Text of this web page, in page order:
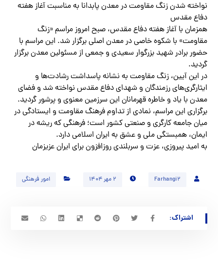
نواخته شدن زنگ مقاومت در معدن پابدانا به مناسبت آغاز هفته
دفاع مقدس
همزمان با آغاز هفته دفاع مقدس، صبح امروز مراسم «زنگ
مقاومت» با شکوه خاصی در معدن اصلی برگزار شد. این مراسم با
حضور برادر شهید بزرگوار سعیدی و جمعی از مسئولین معدن برگزار
گردید.
در این آیین، زنگ مقاومت به نشانه پاسداشت رشادت‌ها و
ایثارگری‌های رزمندگان و شهدای دفاع مقدس نواخته شد و فضای
معدن با یاد و خاطره قهرمانان این سرزمین معنوی و پرشور گردید.
برگزاری این مراسم، نمادی از تداوم فرهنگ مقاومت و ایستادگی در
میان جامعه کارگری و صنعتی کشور است؛ فرهنگی که ریشه در
ایمان، همبستگی ملی و عشق به ایران اسلامی دارد.
به امید پیروزی، عزت و سربلندی روزافزون برای ایران عزیزمان
Farhangi2 ۲ مهر ۱۴۰۴ امور فرهنگی